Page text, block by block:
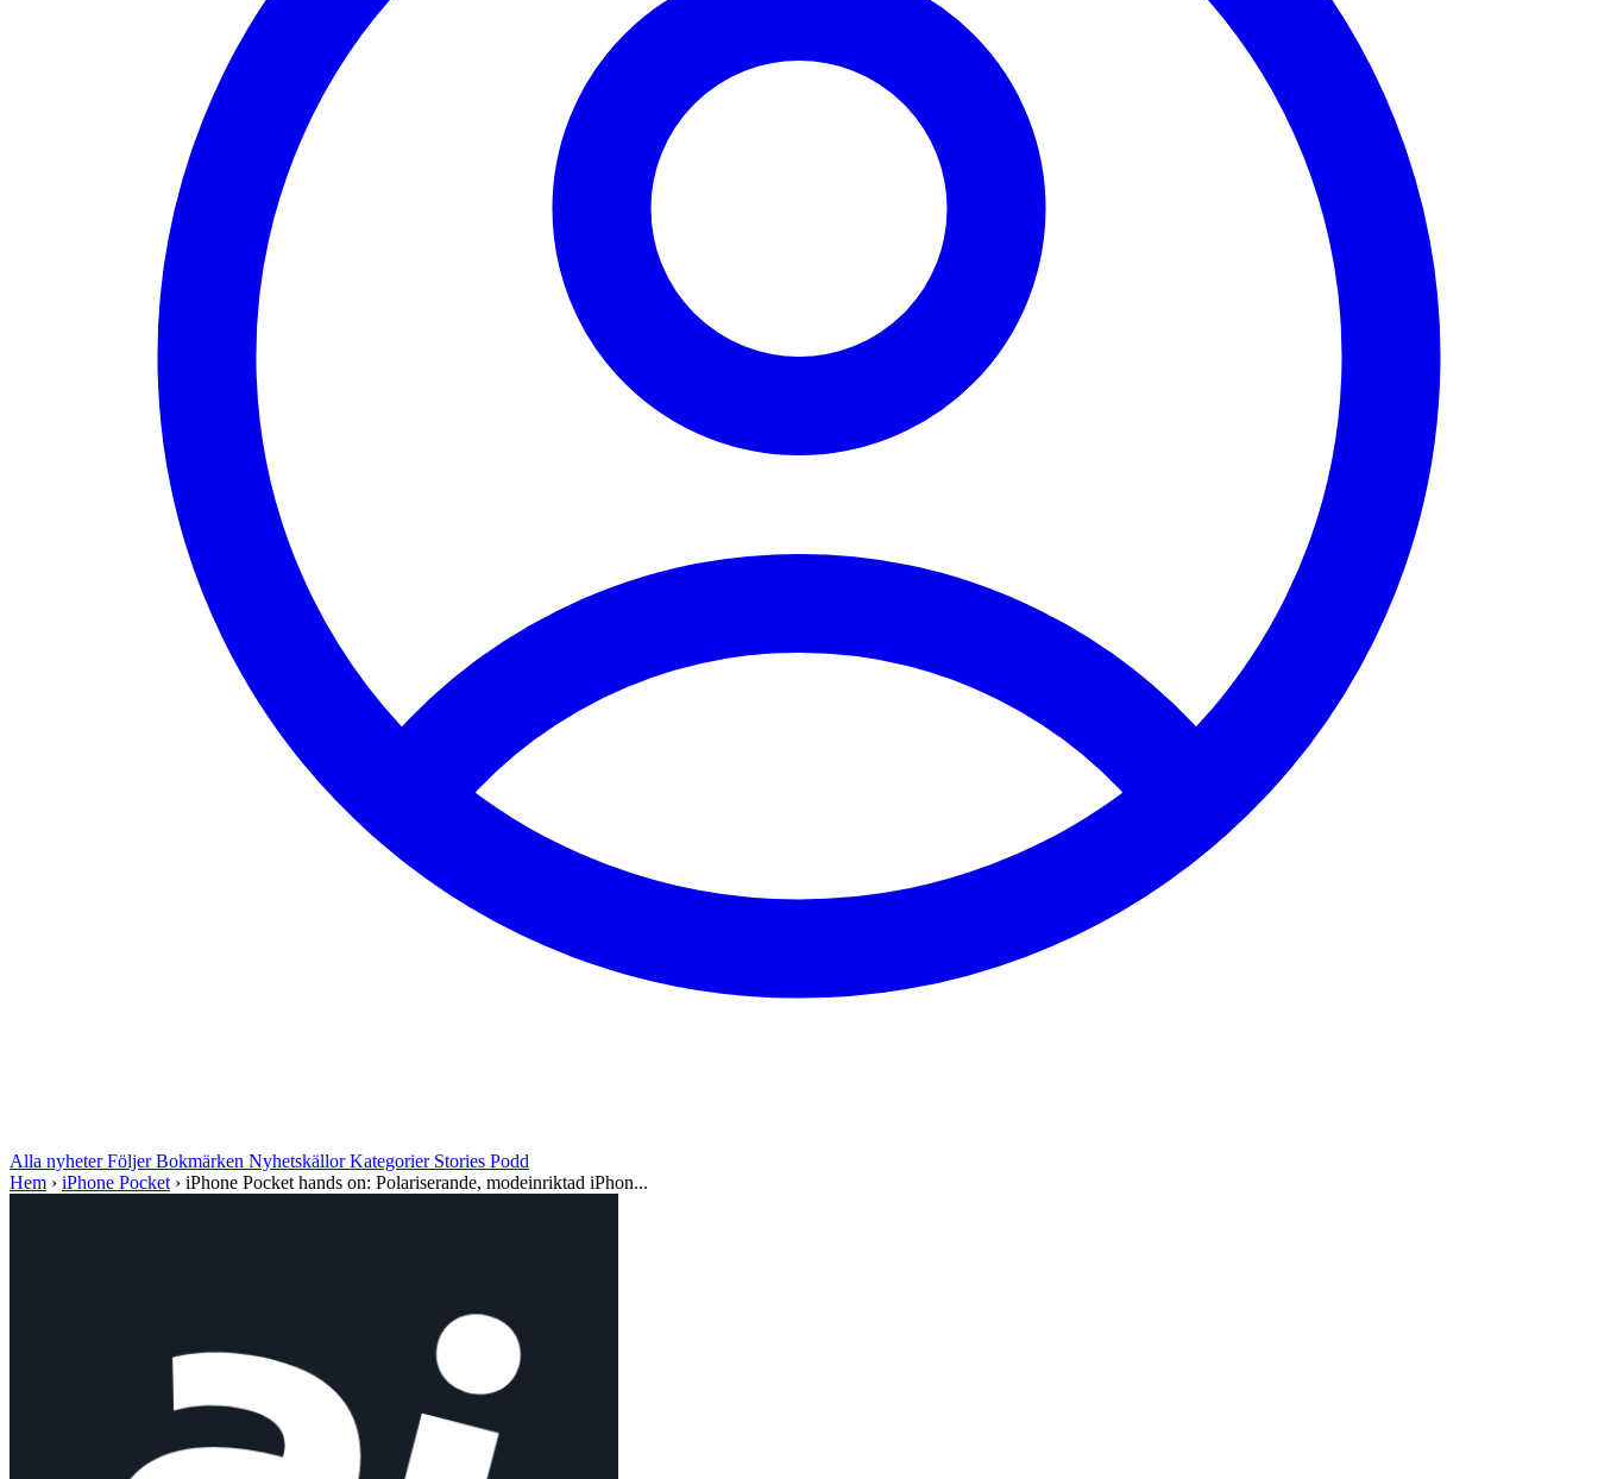
Alla nyheterFöljerBokmärken NyhetskällorKategorier Stories Podd
Hem › iPhone Pocket › iPhone Pocket hands on: Polariserande, modeinriktad iPhon...